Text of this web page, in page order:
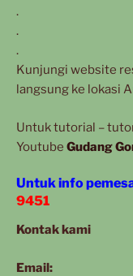
.
.
.
Kunjungi website
langsung ke lokasi
Untuk tutorial –
Youtube Gudang
Untuk info
9451
Kontak kami
Email: